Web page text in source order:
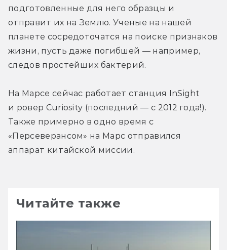
подготовленные для него образцы и
отправит их на Землю. Ученые на нашей
планете сосредоточатся на поиске признаков
жизни, пусть даже погибшей — например,
следов простейших бактерий.
На Марсе сейчас работает станция InSight
и ровер Curiosity (последний — с 2012 года!).
Также примерно в одно время с
«Персеверансом» на Марс отправился
аппарат китайской миссии.
Читайте также